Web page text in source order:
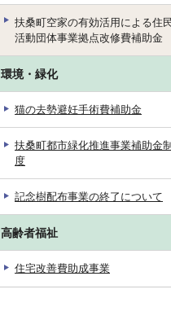
扶桑町空家の有効活用による住
活動団体事業拠点改修費補助金
環境・緑化
猫の去勢避妊手術費補助金
扶桑町都市緑化推進事業補助金制
度
記念樹配布事業の終了について
高齢者福祉
住宅改善費助成事業